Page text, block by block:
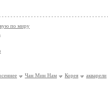
по миру
Чан Мин Нам Корея акварели